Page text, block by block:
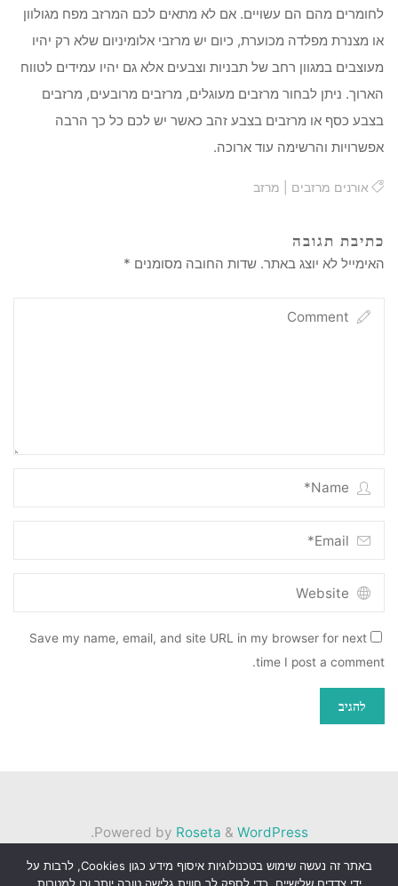
לחומרים מהם הם עשויים. אם לא מתאים לכם המרזב מפח מגולוון
או מצנרת מפלדה מכוערת, כיום יש מרזבי אלומיניום שלא רק יהיו
מעוצבים במגוון רחב של תבניות וצבעים אלא גם יהיו עמידים לטווח
הארוך. ניתן לבחור מרזבים מעוגלים, מרזבים מרובעים, מרזבים
בצבע כסף או מרזבים בצבע זהב כאשר יש לכם כל כך הרבה
אפשרויות והרשימה עוד ארוכה.
אורנים מרזבים מרזב
כתיבת תגובה
האימייל לא יוצג באתר. שדות החובה מסומנים *
Save my name, email, and site URL in my browser for next
time I post a comment.
Powered by Roseta & WordPress
.
©2026 הגלריה
באתר זה נעשה שימוש בטכנולוגיות איסוף מידע כגון Cookies, לרבות על